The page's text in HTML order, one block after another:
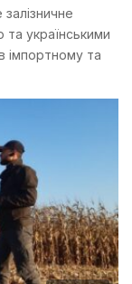
українськими
імпортному та